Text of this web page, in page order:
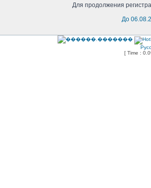
Для продолжения
До
[ Time :